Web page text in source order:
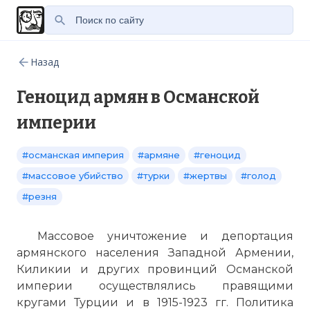
Назад
Геноцид армян в Османской
империи
#османская империя #армяне
#геноцид
#массовое убийство
#турки #жертвы
#голод
#резня
Массовое уничтожение и депортация
армянского населения Западной Армении,
Киликии и других провинций Османской
империи осуществлялись правящими
кругами Турции и в 1915-1923 гг. Политика